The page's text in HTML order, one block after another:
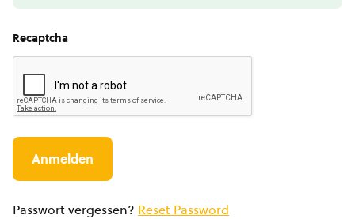
Recaptcha
Passwort vergessen? Reset Password